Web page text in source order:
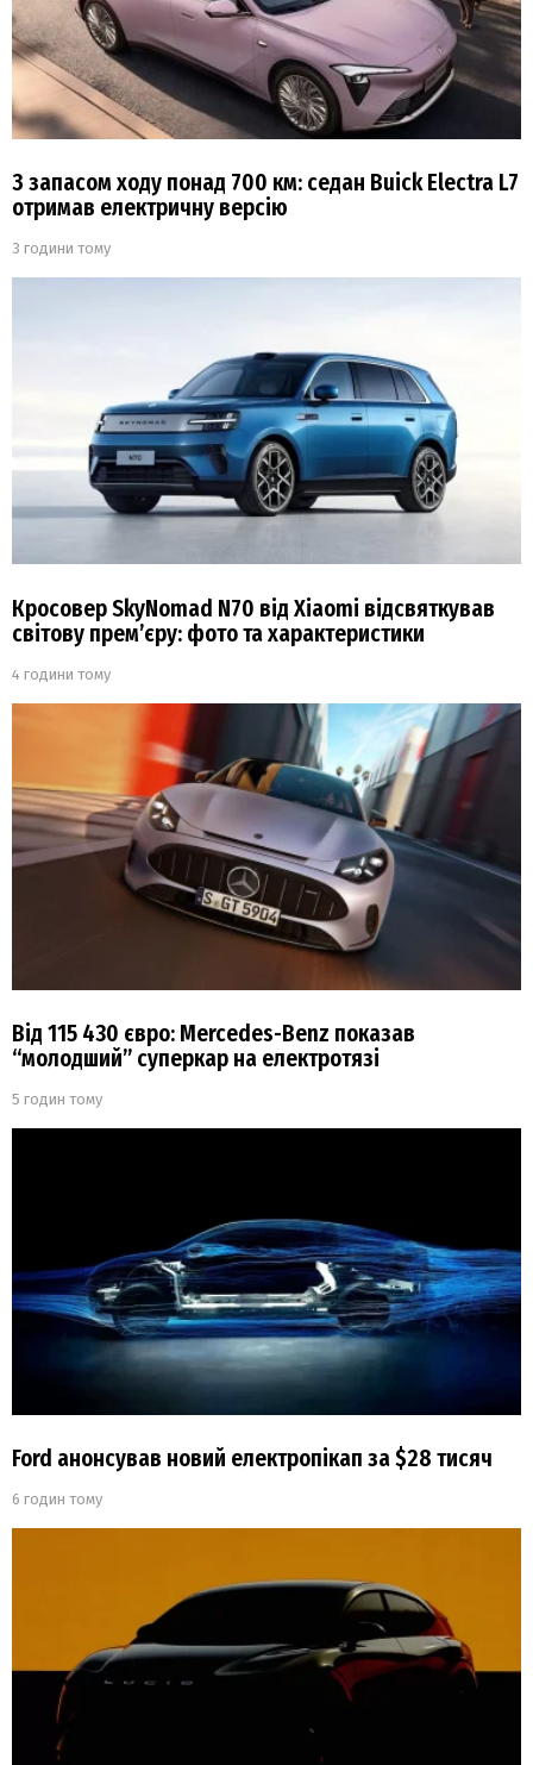
З запасом ходу понад 700 км: седан Buick Electra L7
отримав електричну версію
3 години тому
Кросовер SkyNomad N70 від Xiaomi відсвяткував
світову прем’єру: фото та характеристики
4 години тому
Від 115 430 євро: Mercedes-Benz показав
“молодший” суперкар на електротязі
5 годин тому
Ford анонсував новий електропікап за $28 тисяч
6 годин тому